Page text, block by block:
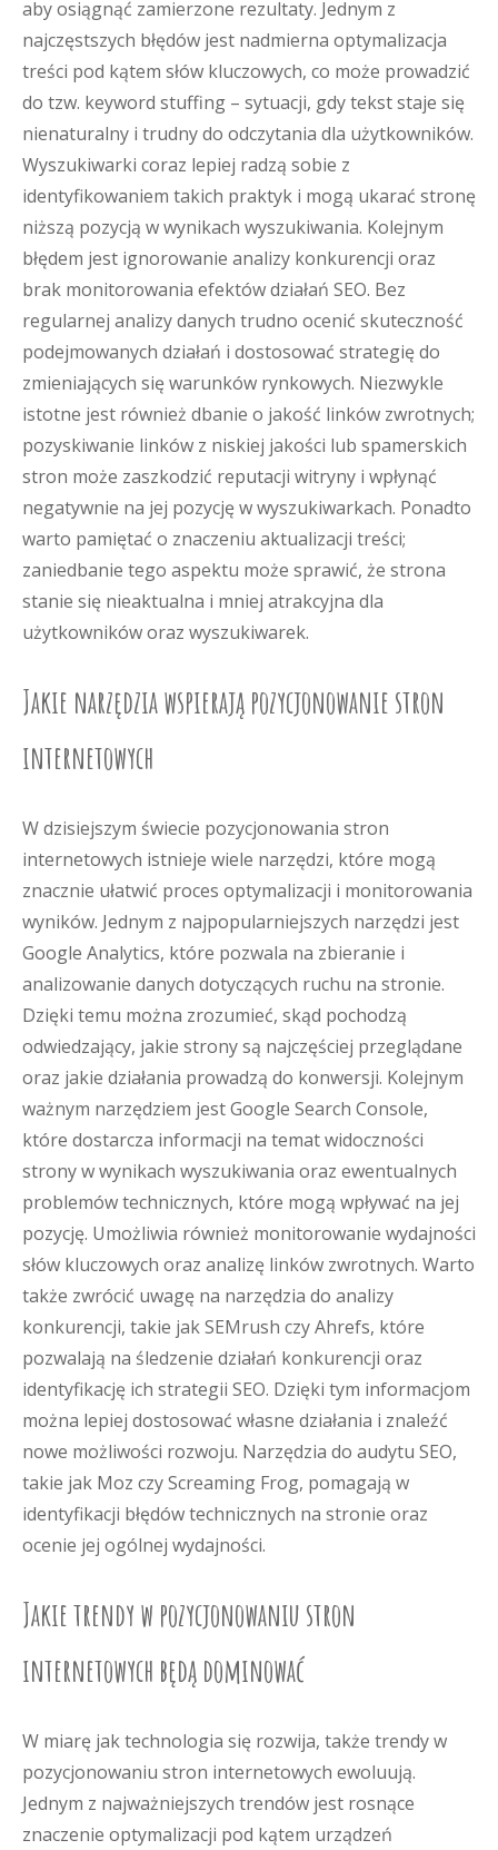
aby osiągnąć zamierzone rezultaty. Jednym z
najczęstszych błędów jest nadmierna optymalizacja
treści pod kątem słów kluczowych, co może prowadzić
do tzw. keyword stuffing – sytuacji, gdy tekst staje się
nienaturalny i trudny do odczytania dla użytkowników.
Wyszukiwarki coraz lepiej radzą sobie z
identyfikowaniem takich praktyk i mogą ukarać stronę
niższą pozycją w wynikach wyszukiwania. Kolejnym
błędem jest ignorowanie analizy konkurencji oraz
brak monitorowania efektów działań SEO. Bez
regularnej analizy danych trudno ocenić skuteczność
podejmowanych działań i dostosować strategię do
zmieniających się warunków rynkowych. Niezwykle
istotne jest również dbanie o jakość linków zwrotnych;
pozyskiwanie linków z niskiej jakości lub spamerskich
stron może zaszkodzić reputacji witryny i wpłynąć
negatywnie na jej pozycję w wyszukiwarkach. Ponadto
warto pamiętać o znaczeniu aktualizacji treści;
zaniedbanie tego aspektu może sprawić, że strona
stanie się nieaktualna i mniej atrakcyjna dla
użytkowników oraz wyszukiwarek.
Jakie narzędzia wspierają pozycjonowanie stron
internetowych
W dzisiejszym świecie pozycjonowania stron
internetowych istnieje wiele narzędzi, które mogą
znacznie ułatwić proces optymalizacji i monitorowania
wyników. Jednym z najpopularniejszych narzędzi jest
Google Analytics, które pozwala na zbieranie i
analizowanie danych dotyczących ruchu na stronie.
Dzięki temu można zrozumieć, skąd pochodzą
odwiedzający, jakie strony są najczęściej przeglądane
oraz jakie działania prowadzą do konwersji. Kolejnym
ważnym narzędziem jest Google Search Console,
które dostarcza informacji na temat widoczności
strony w wynikach wyszukiwania oraz ewentualnych
problemów technicznych, które mogą wpływać na jej
pozycję. Umożliwia również monitorowanie wydajności
słów kluczowych oraz analizę linków zwrotnych. Warto
także zwrócić uwagę na narzędzia do analizy
konkurencji, takie jak SEMrush czy Ahrefs, które
pozwalają na śledzenie działań konkurencji oraz
identyfikację ich strategii SEO. Dzięki tym informacjom
można lepiej dostosować własne działania i znaleźć
nowe możliwości rozwoju. Narzędzia do audytu SEO,
takie jak Moz czy Screaming Frog, pomagają w
identyfikacji błędów technicznych na stronie oraz
ocenie jej ogólnej wydajności.
Jakie trendy w pozycjonowaniu stron
internetowych będą dominować
W miarę jak technologia się rozwija, także trendy w
pozycjonowaniu stron internetowych ewoluują.
Jednym z najważniejszych trendów jest rosnące
znaczenie optymalizacji pod kątem urządzeń